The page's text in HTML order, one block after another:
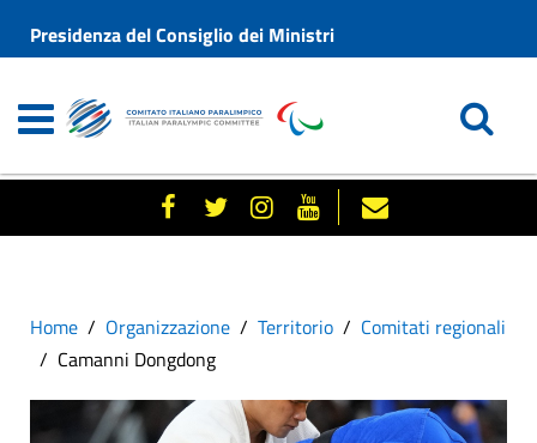
Presidenza del Consiglio dei Ministri
Home Organizzazione Territorio
Comitati regionali
Camanni Dongdong